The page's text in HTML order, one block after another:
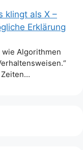
klingt als X –
Erklärung
wie Algorithmen
Zeiten…